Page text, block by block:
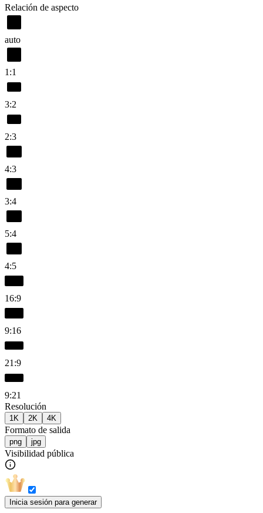
Relación de aspecto
auto
1:1
3:2
2:3
4:3
3:4
5:4
4:5
16:9
9:16
21:9
9:21
Resolución
1K 2K 4K
Formato de salida
png jpg
Visibilidad pública
Inicia sesión para generar